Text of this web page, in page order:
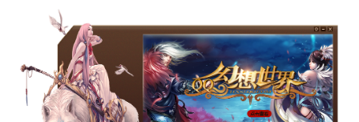
在太阳能照到的地方，以人族居住地中原为中
心，往东穿过海中半岛可直达东海之域，往西可达
到西域，西南盆地为到丰都府，幽灵族盘踞在此
地，在地下创造自己的幽灵王国，丰都府直驱向
南，到南荒境，异人族生存的海外异国以海岛的形